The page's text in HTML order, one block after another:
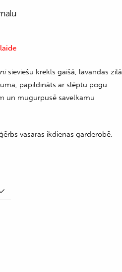
sieviešu krekls gaišā, lavandas zilā
papildināts ar slēptu pogu
un mugurpusē savelkamu
vasaras ikdienas garderobē.